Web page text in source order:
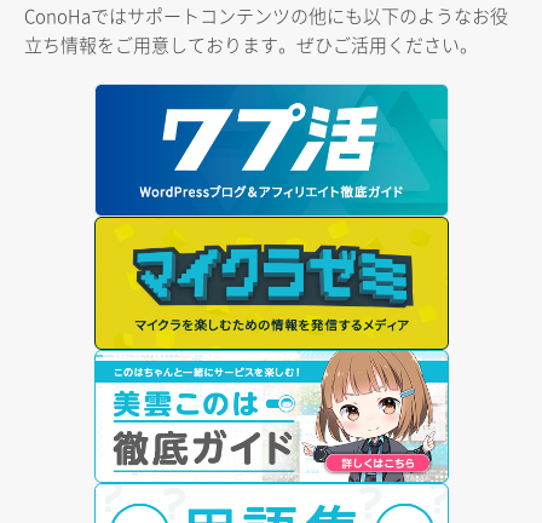
ConoHaではサポートコンテンツの他にも以下のようなお役
立ち情報をご用意しております。ぜひご活用ください。